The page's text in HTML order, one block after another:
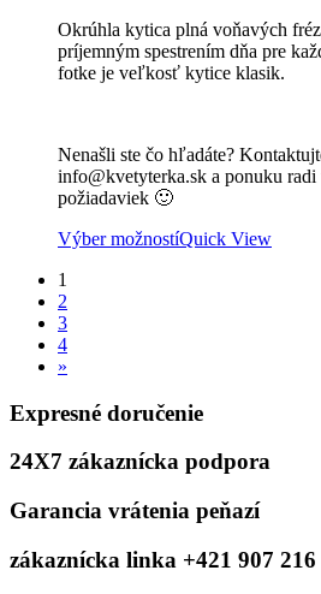
Okrúhla kytica plná voňavých
príjemným spestrením dňa pre
fotke je veľkosť kytice klasik.
Nenašli ste čo hľadáte?
info@kvetyterka.sk a ponuku
požiadaviek 🙂
Výber možnostíQuick View
1
2
3
4
»
Expresné doručenie
24X7 zákaznícka podpora
Garancia vrátenia peňazí
zákaznícka linka +421 907 216